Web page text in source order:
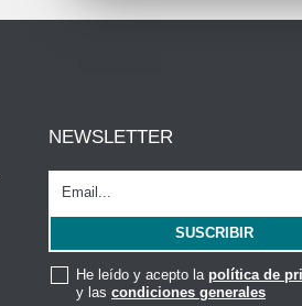
NEWSLETTER
He leído y acepto la política de
y las condiciones generales